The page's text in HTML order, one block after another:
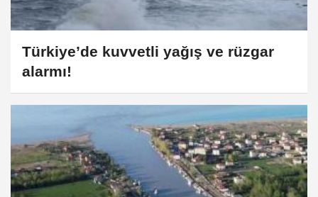
Türkiye’de kuvvetli yağış ve rüzgar
alarmı!